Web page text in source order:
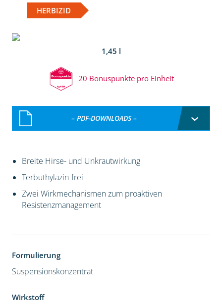
HERBIZID
1,45 l
20 Bonuspunkte pro Einheit
– PDF-DOWNLOADS –
Breite Hirse- und Unkrautwirkung
Terbuthylazin-frei
Zwei Wirkmechanismen zum proaktiven
Resistenzmanagement
Formulierung
Suspensionskonzentrat
Wirkstoff